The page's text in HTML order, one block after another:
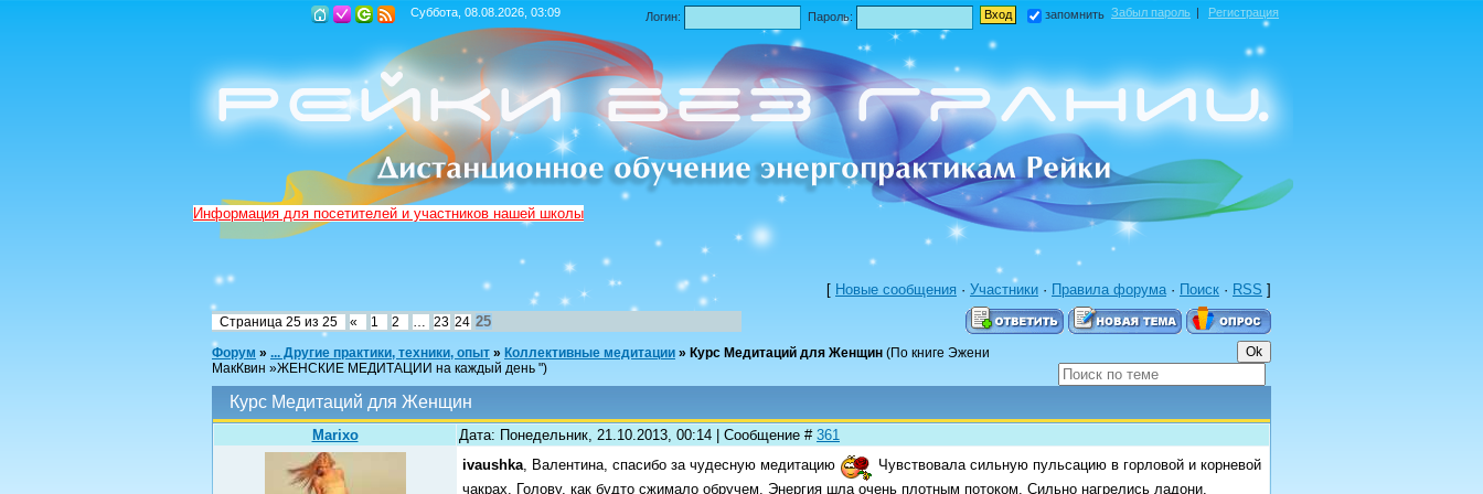
Суббота, 08.08.2026, 03:09 Логин: Пароль: запомнить Забыл пароль | Регистрация
Информация для посетителей и участников нашей школы
[ Новые сообщения · Участники · Правила форума · Поиск · RSS ]
Страница 25 из 25 « 1 2 23 24 25
Форум » ... Другие практики, техники, опыт » Коллективные медитации » Курс Медитаций для Женщин (По книге Эжени
МакКвин »ЖЕНСКИЕ МЕДИТАЦИИ на каждый день ")
Курс Медитаций для Женщин
Marixo Дата: Понедельник, 21.10.2013, 00:14 | Сообщение # 361
ivaushka, Валентина, спасибо за чудесную медитацию
Чувствовала сильную пульсацию в горловой и корневой
чакрах. Голову, как будто сжимало обручем. Энергия шла очень плотным потоком. Сильно нагрелись ладони.